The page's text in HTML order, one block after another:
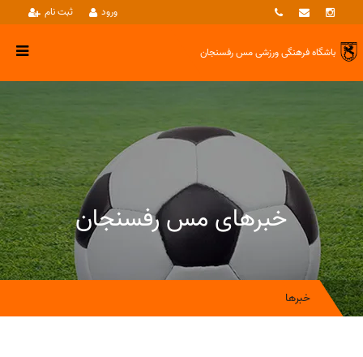
ثبت نام ورود
باشگاه فرهنگی ورزشیمس رفسنجان
خبرهای مس رفسنجان
خبرها